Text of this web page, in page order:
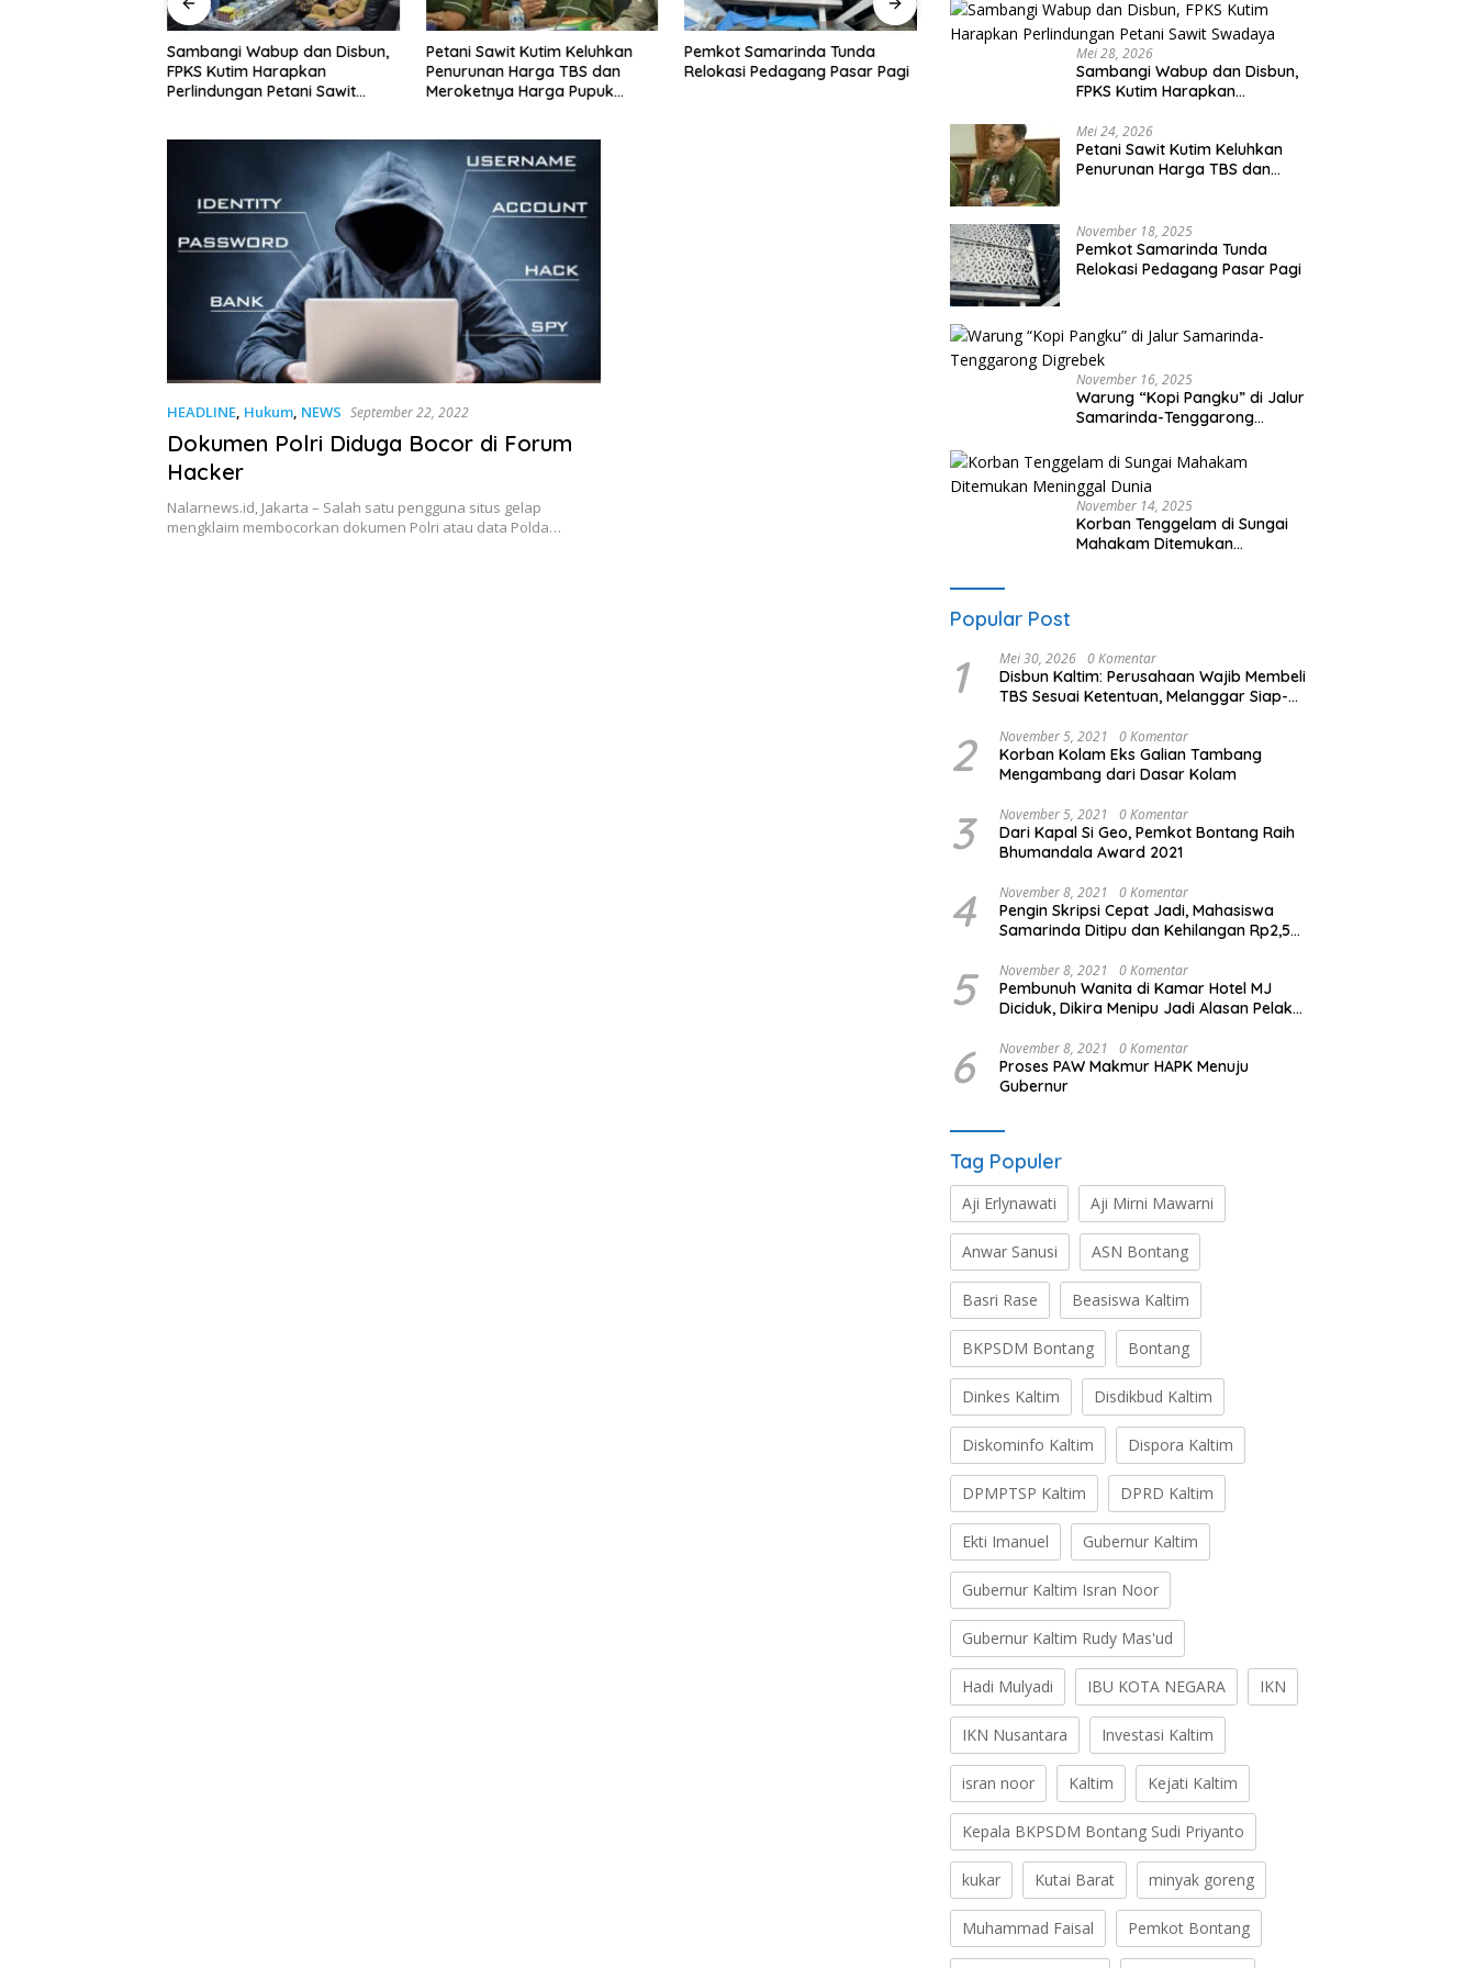
Sambangi Wabup dan Disbun,
FPKS Kutim Harapkan
Perlindungan Petani Sawit
Petani Sawit Kutim Keluhkan
Penurunan Harga TBS dan
Meroketnya Harga Pupuk
Pemkot Samarinda Tunda
Relokasi Pedagang Pasar Pagi
Warung “Kopi Pangku” di Jalur
Samarinda-Tenggarong
Mahakam Ditemukan
Meninggal Dunia
HEADLINE, Hukum, NEWS September 22, 2022
Dokumen Polri Diduga Bocor di Forum
Hacker
Nalarnews.id, Jakarta – Salah satu pengguna situs gelap
mengklaim membocorkan dokumen Polri atau data Polda…
Mei 28, 2026
Sambangi Wabup dan Disbun,
FPKS Kutim Harapkan
Swadaya
Mei 24, 2026
Petani Sawit Kutim Keluhkan
Penurunan Harga TBS dan
November 18, 2025
Pemkot Samarinda Tunda
Relokasi Pedagang Pasar Pagi
November 16, 2025
Warung “Kopi Pangku” di Jalur
Samarinda-Tenggarong
November 14, 2025
Korban Tenggelam di Sungai
Mahakam Ditemukan
Popular Post
1 Mei 30, 2026 0 Komentar
Disbun Kaltim: Perusahaan Wajib Membeli
TBS Sesuai Ketentuan, Melanggar Siap-
2 November 5, 2021 0 Komentar
Korban Kolam Eks Galian Tambang
Mengambang dari Dasar Kolam
3 November 5, 2021 0 Komentar
Dari Kapal Si Geo, Pemkot Bontang Raih
Bhumandala Award 2021
4 November 8, 2021 0 Komentar
Pengin Skripsi Cepat Jadi, Mahasiswa
Samarinda Ditipu dan Kehilangan Rp2,5
5 November 8, 2021 0 Komentar
Pembunuh Wanita di Kamar Hotel MJ
Diciduk, Dikira Menipu Jadi Alasan Pelaku
6 November 8, 2021 0 Komentar
Proses PAW Makmur HAPK Menuju
Gubernur
Tag Populer
Aji Erlynawati Aji Mirni Mawarni
Anwar Sanusi ASN Bontang
Basri Rase Beasiswa Kaltim
BKPSDM Bontang Bontang
Dinkes Kaltim Disdikbud Kaltim
Diskominfo Kaltim Dispora Kaltim
DPMPTSP Kaltim DPRD Kaltim
Ekti Imanuel Gubernur Kaltim
Gubernur Kaltim Isran Noor
Gubernur Kaltim Rudy Mas'ud
Hadi Mulyadi IBU KOTA NEGARA IKN
IKN Nusantara Investasi Kaltim
isran noor Kaltim Kejati Kaltim
Kepala BKPSDM Bontang Sudi Priyanto
kukar Kutai Barat minyak goreng
Muhammad Faisal Pemkot Bontang